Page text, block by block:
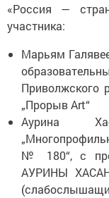
«Россия —
участника:
Марьям
Приволжского
„Прорыв Art“
Аурина
№ 180“, с
АУРИНЫ